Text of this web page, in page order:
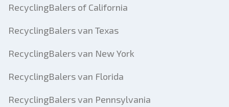
RecyclingBalers of California
RecyclingBalers van Texas
RecyclingBalers van New York
RecyclingBalers van Florida
RecyclingBalers van Pennsylvania